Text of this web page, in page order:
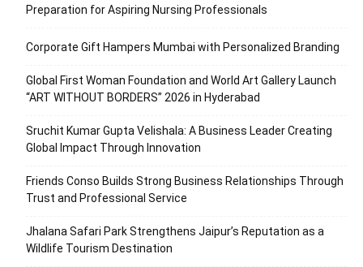
Preparation for Aspiring Nursing Professionals
Corporate Gift Hampers Mumbai with Personalized Branding
Global First Woman Foundation and World Art Gallery Launch
“ART WITHOUT BORDERS” 2026 in Hyderabad
Sruchit Kumar Gupta Velishala: A Business Leader Creating
Global Impact Through Innovation
Friends Conso Builds Strong Business Relationships Through
Trust and Professional Service
Jhalana Safari Park Strengthens Jaipur’s Reputation as a
Wildlife Tourism Destination